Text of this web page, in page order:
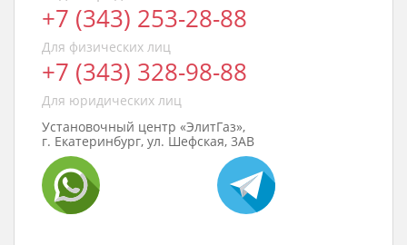
+7 (343) 253-28-88
Для физических лиц
+7 (343) 328-98-88
Для юридических лиц
Установочный центр «ЭлитГаз»,
г. Екатеринбург, ул. Шефская, 3АВ